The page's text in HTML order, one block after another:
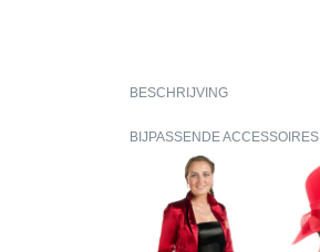
BESCHRIJVING
BIJPASSENDE ACCESSOIRES